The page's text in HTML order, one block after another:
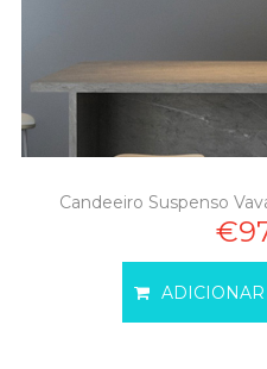
Candeeiro Suspenso